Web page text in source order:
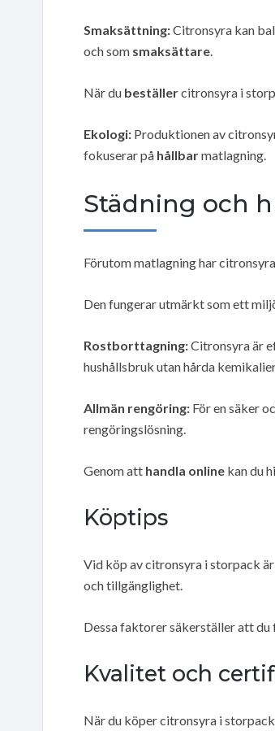
Smaksättning:Citronsyra kan
och som smaksättare
När du beställercitronsyra i
Ekologi: Produktionen av
fokuserar på hållbarmatlagning.
Städning och
Förutom matlagning har
Den fungerar utmärkt som ett
Rostborttagning:Citronsyra är
hushållsbruk utan hårda
Allmän rengöring: För en säker
rengöringslösning.
Genom att handla online kan du
Köptips
Vid köp av citronsyra i storpack
och tillgänglighet.
Dessa faktorer säkerställer att
Kvalitet och
När du köper citronsyra i